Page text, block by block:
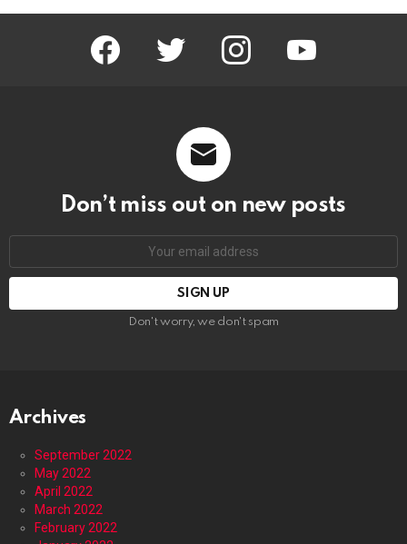
facebook twitter instagram youtube
Don’t miss out on new posts
Don't worry, we don't spam
Archives
September 2022
May 2022
April 2022
March 2022
February 2022